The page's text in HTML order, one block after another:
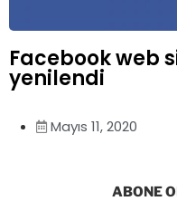
Facebook web
yenilendi
Mayıs 11, 2020
ABONE